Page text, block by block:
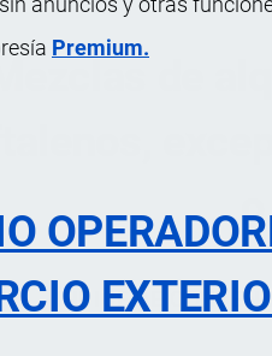
Premium.
de
ÍNDICE DE